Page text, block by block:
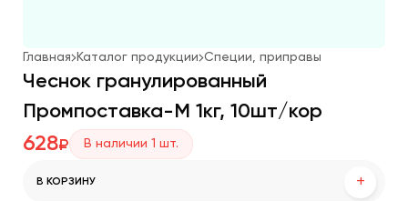
Главная Каталог продукции Специи, приправы
Чеснок гранулированный
Промпоставка-М 1кг, 10шт/кор
628₽ В наличии 1 шт.
В КОРЗИНУ +